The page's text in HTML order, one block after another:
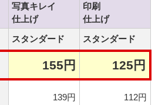
写真キレイ
仕上げ
印刷
仕上げ
スタンダード スタンダード
155円 125円
139円 112円